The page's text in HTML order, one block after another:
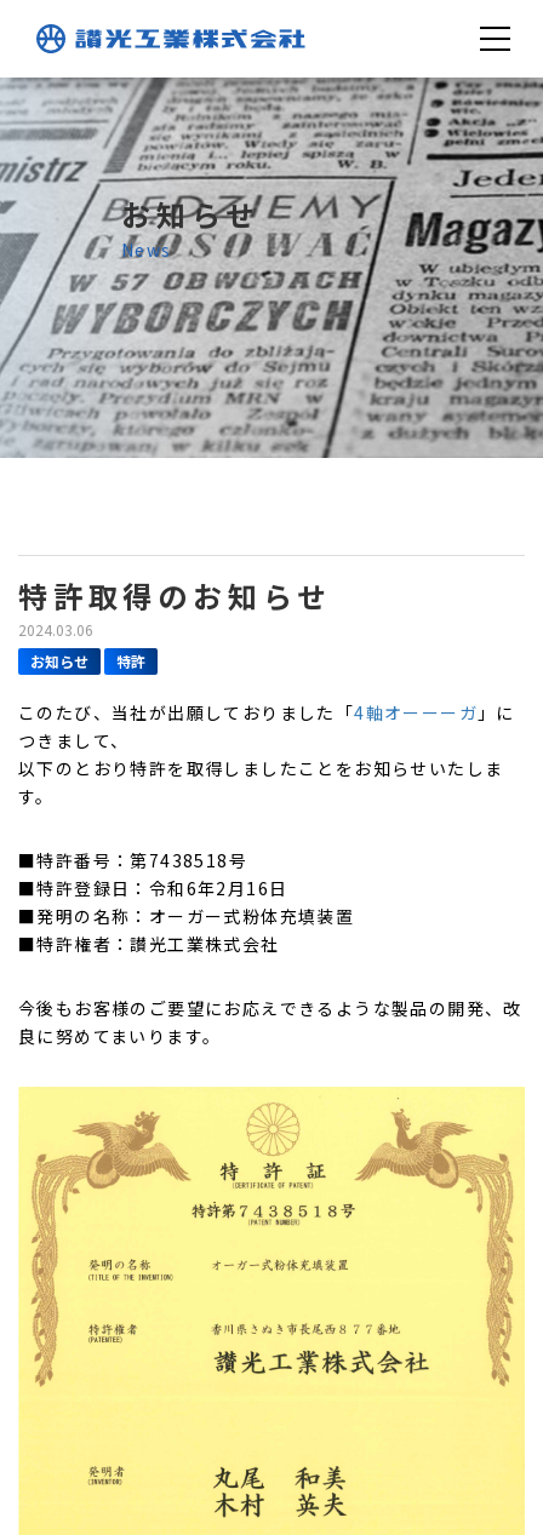
お知らせ
News
特許取得のお知らせ
2024.03.06
お知らせ
特許
このたび、当社が出願しておりました「4軸オーーーガ 」に
つきまして、
以下のとおり特許を取得しましたことをお知らせいたしま
す。
■特許番号：第7438518号
■特許登録日：令和6年2月16日
■発明の名称：オーガー式粉体充填装置
■特許権者：讃光工業株式会社
今後もお客様のご要望にお応えできるような製品の開発、改
良に努めてまいります。